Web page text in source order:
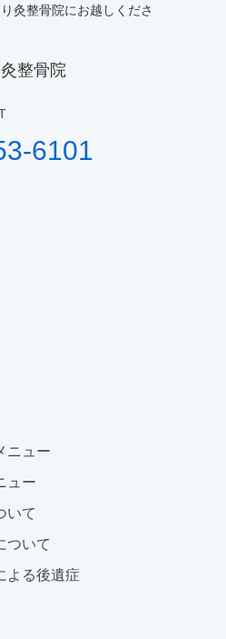
灸整骨院にお越しくださ
整骨院
6101
ニュー
ュー
いて
ついて
よる後遺症